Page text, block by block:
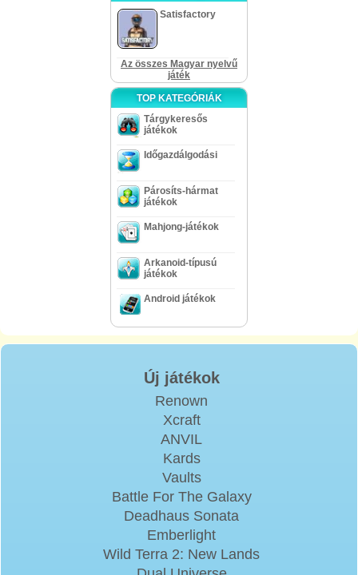
Satisfactory
Az összes Magyar nyelvű
játék
TOP KATEGÓRIÁK
Tárgykeresős
játékok
Időgazdálgodási
Párosíts-hármat
játékok
Mahjong-játékok
Arkanoid-típusú
játékok
Android játékok
Új játékok
Renown
Xcraft
ANVIL
Kards
Vaults
Battle For The Galaxy
Deadhaus Sonata
Emberlight
Wild Terra 2: New Lands